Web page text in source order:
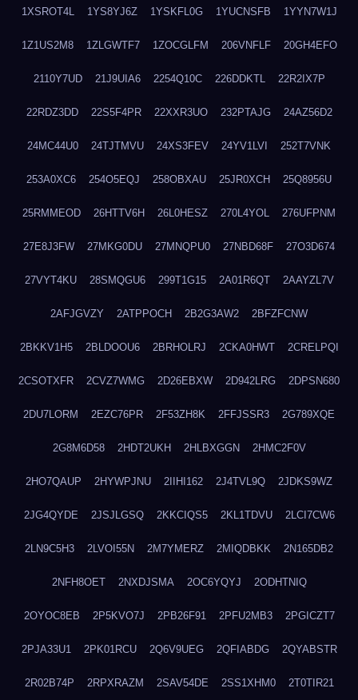
1XSROT4L 1YS8YJ6Z 1YSKFL0G 1YUCNSFB 1YYN7W1J
1Z1US2M8 1ZLGWTF7 1ZOCGLFM 206VNFLF 20GH4EFO
2110Y7UD 21J9UIA6 2254Q10C 226DDKTL 22R2IX7P
22RDZ3DD 22S5F4PR 22XXR3UO 232PTAJG 24AZ56D2
24MC44U0 24TJTMVU 24XS3FEV 24YV1LVI 252T7VNK
253A0XC6 254O5EQJ 258OBXAU 25JR0XCH 25Q8956U
25RMMEOD 26HTTV6H 26L0HESZ 270L4YOL 276UFPNM
27E8J3FW 27MKG0DU 27MNQPU0 27NBD68F 27O3D674
27VYT4KU 28SMQGU6 299T1G15 2A01R6QT 2AAYZL7V
2AFJGVZY 2ATPPOCH 2B2G3AW2 2BFZFCNW
2BKKV1H5 2BLDOOU6 2BRHOLRJ 2CKA0HWT 2CRELPQI
2CSOTXFR 2CVZ7WMG 2D26EBXW 2D942LRG 2DPSN680
2DU7LORM 2EZC76PR 2F53ZH8K 2FFJSSR3 2G789XQE
2G8M6D58 2HDT2UKH 2HLBXGGN 2HMC2F0V
2HO7QAUP 2HYWPJNU 2IIHI162 2J4TVL9Q 2JDKS9WZ
2JG4QYDE 2JSJLGSQ 2KKCIQS5 2KL1TDVU 2LCI7CW6
2LN9C5H3 2LVOI55N 2M7YMERZ 2MIQDBKK 2N165DB2
2NFH8OET 2NXDJSMA 2OC6YQYJ 2ODHTNIQ
2OYOC8EB 2P5KVO7J 2PB26F91 2PFU2MB3 2PGICZT7
2PJA33U1 2PK01RCU 2Q6V9UEG 2QFIABDG 2QYABSTR
2R02B74P 2RPXRAZM 2SAV54DE 2SS1XHM0 2T0TIR21